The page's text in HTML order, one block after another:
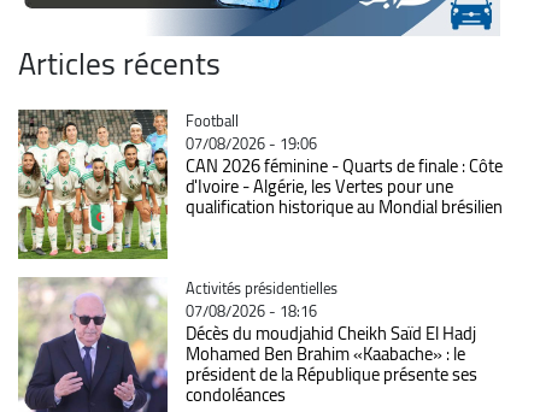
Articles récents
Catégorie
Football
07/08/2026 - 19:06
CAN 2026 féminine - Quarts de finale : Côte
d'Ivoire - Algérie, les Vertes pour une
qualification historique au Mondial brésilien
Catégorie
Activités présidentielles
07/08/2026 - 18:16
Décès du moudjahid Cheikh Saïd El Hadj
Mohamed Ben Brahim «Kaabache» : le
président de la République présente ses
condoléances